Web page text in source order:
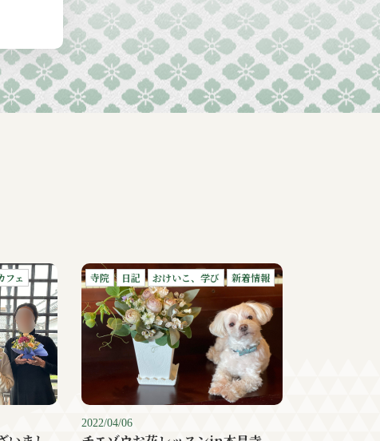
フェ 寺院 日記 おけいこ、学び 新着情報
2022/04/06